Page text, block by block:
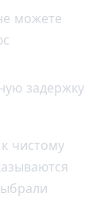
можете
задержку
чистому